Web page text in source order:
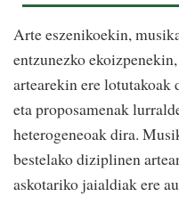
Arte eszenikoekin,
entzunezko
artearekin ere
eta proposamenak
heterogeneoak dira.
bestelako diziplinen
askotariko jaialdiak ere